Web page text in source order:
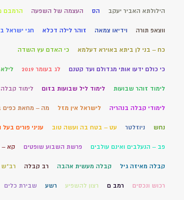
הילולתא האביר יעקב הס העצמה של השפעה הרמבם
ווצאפ תורה וידיאו צמאה זוהר לילה דכלא חגי ישראל
כח – בני לן ביתא באוירא דעלמא כי האדם עץ השדה
כי כולם ידעו אותי מגדולם ועד קטנם לג בעומר 2019
לימוד זוהר שבועות לימוד ליל שבועות בזום לימוד
לימודי קבלה בנהריה לישראל אין מזל מה – מחאת כפים
נחש ניוזלטר עט – בטח בה ועשה טוב עניני פורים
פב – הנעלבים ואינם עולבים פרשת השבוע שופטים קא –
קבלה מאיזה גיל קבלה מעשית אהבה רב קבלה רב"ש
רכוש ונכסים רמב ם רצון להשפיע רשע שבירת כלים